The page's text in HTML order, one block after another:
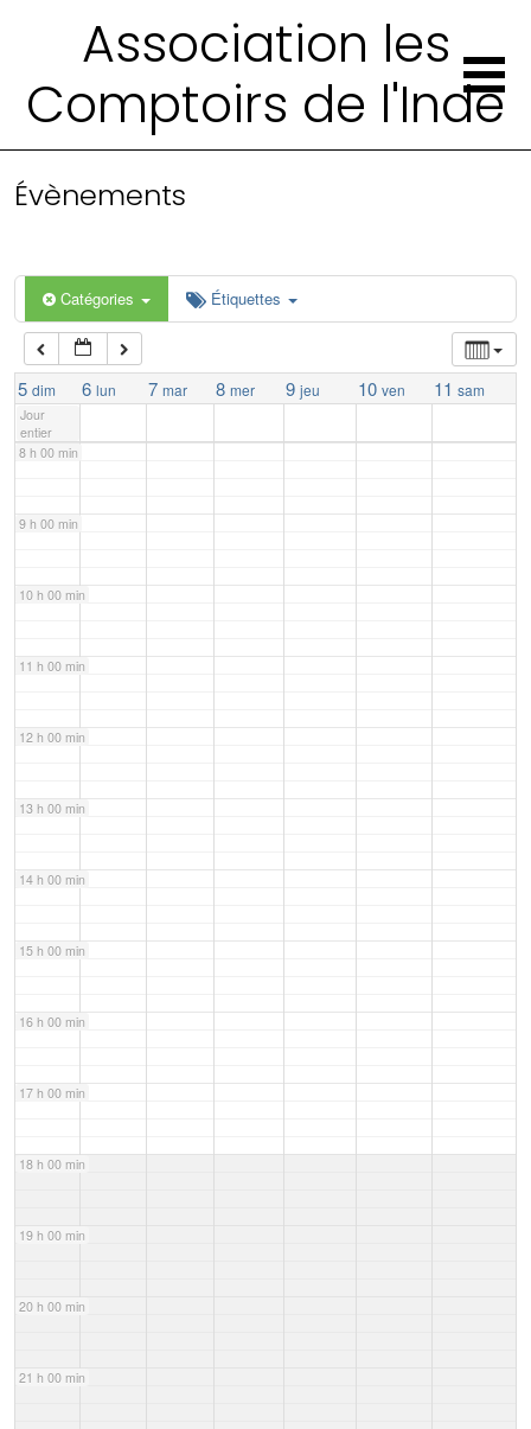
Association les
Comptoirs de l'Inde
Évènements
Catégories Étiquettes
5 dim 6 lun 7 mar 8 mer 9 jeu 10 ven 11 sam
Jour
entier
3 h 00 min
6 h 00 min
7 h 00 min
8 h 00 min
9 h 00 min
10 h 00 min
11 h 00 min
12 h 00 min
13 h 00 min
14 h 00 min
15 h 00 min
16 h 00 min
17 h 00 min
18 h 00 min
19 h 00 min
20 h 00 min
21 h 00 min